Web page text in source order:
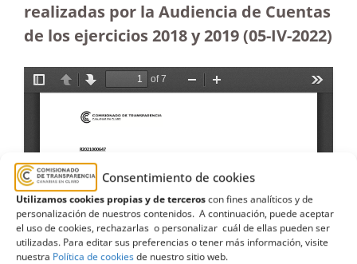
Consentimiento de cookies
Utilizamos cookies propias y de terceroscon fines analíticos y de
personalización de nuestros contenidos. A continuación, puede aceptar
el uso de cookies, rechazarlas o personalizar cuál de ellas pueden ser
utilizadas. Para editar sus preferencias o tener más información, visite
nuestra Política de cookiesde nuestro sitio web.
realizadas por la Audiencia de Cuentas
de los ejercicios 2018 y 2019(05-IV-2022)